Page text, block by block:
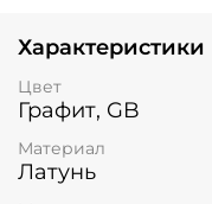
Характеристики
Цвет
Графит, GB
Материал
Латунь